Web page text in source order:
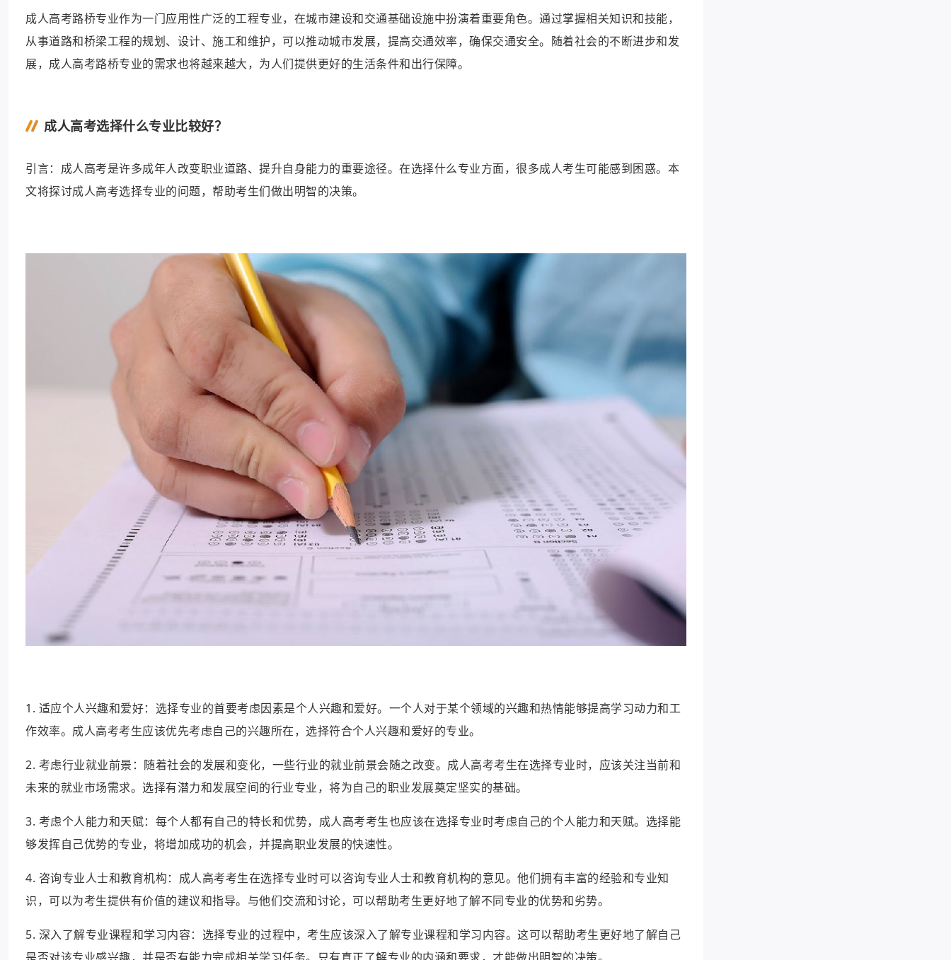
成人高考路桥专业作为一门应用性广泛的工程专业，在城市建设和交通基础设施中扮演着重要角色。通过掌握相关知识和技能，
从事道路和桥梁工程的规划、设计、施工和维护，可以推动城市发展，提高交通效率，确保交通安全。随着社会的不断进步和发
展，成人高考路桥专业的需求也将越来越大，为人们提供更好的生活条件和出行保障。
成人高考选择什么专业比较好？
引言：成人高考是许多成年人改变职业道路、提升自身能力的重要途径。在选择什么专业方面，很多成人考生可能感到困惑。本
文将探讨成人高考选择专业的问题，帮助考生们做出明智的决策。
1. 适应个人兴趣和爱好：选择专业的首要考虑因素是个人兴趣和爱好。一个人对于某个领域的兴趣和热情能够提高学习动力和工
作效率。成人高考考生应该优先考虑自己的兴趣所在，选择符合个人兴趣和爱好的专业。
2. 考虑行业就业前景：随着社会的发展和变化，一些行业的就业前景会随之改变。成人高考考生在选择专业时，应该关注当前和
未来的就业市场需求。选择有潜力和发展空间的行业专业，将为自己的职业发展奠定坚实的基础。
3. 考虑个人能力和天赋：每个人都有自己的特长和优势，成人高考考生也应该在选择专业时考虑自己的个人能力和天赋。选择能
够发挥自己优势的专业，将增加成功的机会，并提高职业发展的快速性。
4. 咨询专业人士和教育机构：成人高考考生在选择专业时可以咨询专业人士和教育机构的意见。他们拥有丰富的经验和专业知
识，可以为考生提供有价值的建议和指导。与他们交流和讨论，可以帮助考生更好地了解不同专业的优势和劣势。
5. 深入了解专业课程和学习内容：选择专业的过程中，考生应该深入了解专业课程和学习内容。这可以帮助考生更好地了解自己